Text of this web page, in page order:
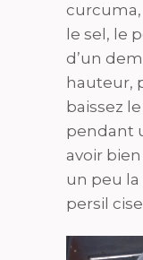
curcuma,
le sel, le
d’un
hauteur,
baissez
pendant
avoir
un peu la
persil